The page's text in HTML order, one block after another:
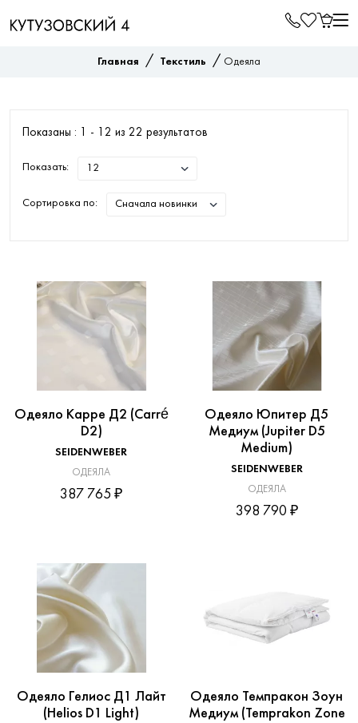
Главная / Текстиль / Одеяла
Показаны : 1 - 12 из 22 результатов
Показать:
Сортировка по:
Одеяло Карре Д2 (Carré
D2)
SEIDENWEBER
ОДЕЯЛА
387 765 ₽
Одеяло Юпитер Д5
Медиум (Jupiter D5
Medium)
SEIDENWEBER
ОДЕЯЛА
398 790 ₽
Одеяло Гелиос Д1 Лайт
(Helios D1 Light)
Одеяло Темпракон Зоун
Медиум (Temprakon Zone